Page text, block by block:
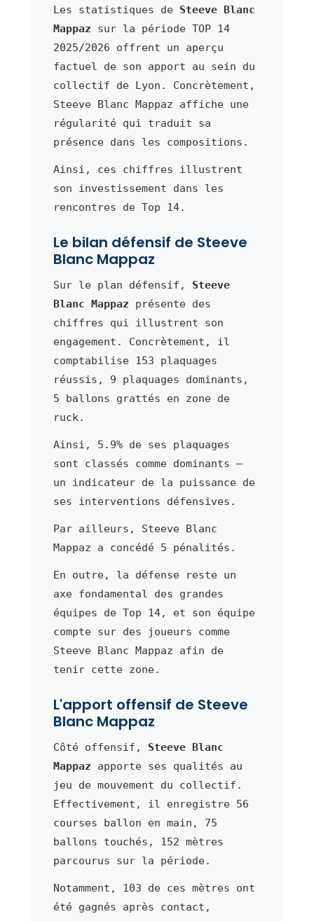
Les statistiques de Steeve Blanc
Mappaz sur la période TOP 14
2025/2026 offrent un aperçu
factuel de son apport au sein du
collectif de Lyon. Concrètement,
Steeve Blanc Mappaz affiche une
régularité qui traduit sa
présence dans les compositions.
Ainsi, ces chiffres illustrent
son investissement dans les
rencontres de Top 14.
Le bilan défensif de Steeve
Blanc Mappaz
Sur le plan défensif, Steeve
Blanc Mappaz présente des
chiffres qui illustrent son
engagement. Concrètement, il
comptabilise 153 plaquages
réussis, 9 plaquages dominants,
5 ballons grattés en zone de
ruck.
Ainsi, 5.9% de ses plaquages
sont classés comme dominants —
un indicateur de la puissance de
ses interventions défensives.
Par ailleurs, Steeve Blanc
Mappaz a concédé 5 pénalités.
En outre, la défense reste un
axe fondamental des grandes
équipes de Top 14, et son équipe
compte sur des joueurs comme
Steeve Blanc Mappaz afin de
tenir cette zone.
L'apport offensif de Steeve
Blanc Mappaz
Côté offensif, Steeve Blanc
Mappaz apporte ses qualités au
jeu de mouvement du collectif.
Effectivement, il enregistre 56
courses ballon en main, 75
ballons touchés, 152 mètres
parcourus sur la période.
Notamment, 103 de ces mètres ont
été gagnés après contact,